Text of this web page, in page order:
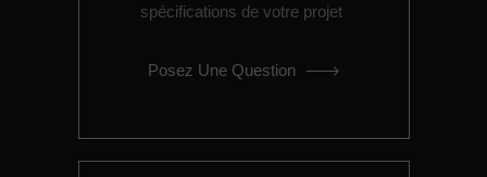
spécifications de votre projet
Posez Une Question